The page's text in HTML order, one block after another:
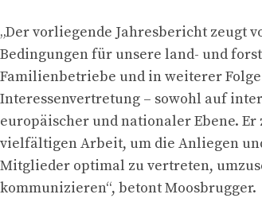
„Der vorliegende Jahresbericht zeugt
Bedingungen für unsere land- und
Familienbetriebe und in weiterer
Interessenvertretung – sowohl auf
europäischer und nationaler Ebene.
vielfältigen Arbeit, um die Anliegen
Mitglieder optimal zu vertreten,
kommunizieren“, betont Moosbrugger.